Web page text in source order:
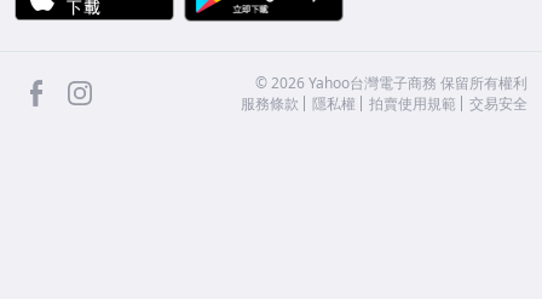
facebook ©2026 Yahoo台灣電子商務 保留所有權利
服務條款
隱私權 拍賣使用規範 交易安全